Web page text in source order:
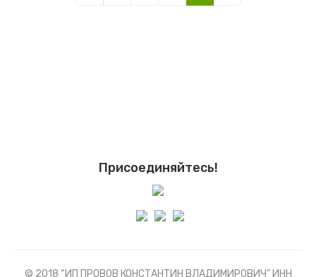
Присоединяйтесь!
© 2018 “ИП ПРОВОВ КОНСТАНТИН ВЛАДИМИРОВИЧ” ИНН